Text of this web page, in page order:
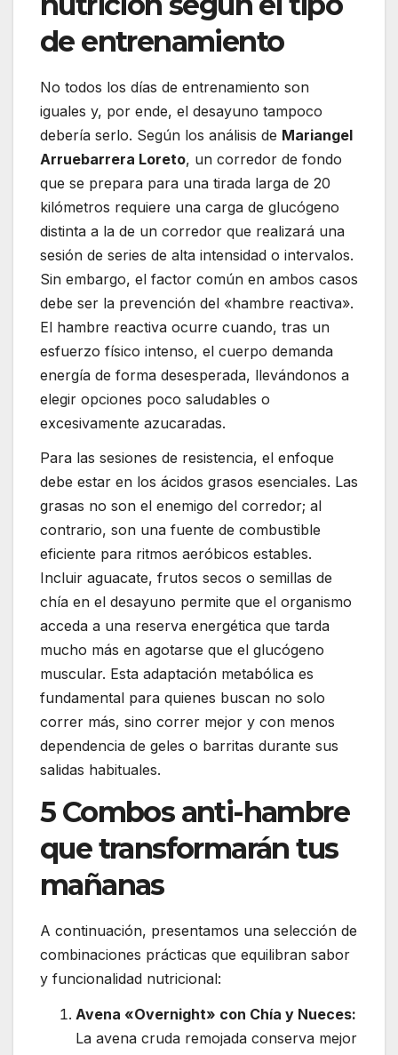
de entrenamiento
No todos los días de entrenamiento son
iguales y, por ende, el desayuno tampoco
debería serlo. Según los análisis de Mariangel
Arruebarrera Loreto, un corredor de fondo
que se prepara para una tirada larga de 20
kilómetros requiere una carga de glucógeno
distinta a la de un corredor que realizará una
sesión de series de alta intensidad o intervalos.
Sin embargo, el factor común en ambos casos
debe ser la prevención del «hambre reactiva».
El hambre reactiva ocurre cuando, tras un
esfuerzo físico intenso, el cuerpo demanda
energía de forma desesperada, llevándonos a
elegir opciones poco saludables o
excesivamente azucaradas.
Para las sesiones de resistencia, el enfoque
debe estar en los ácidos grasos esenciales. Las
grasas no son el enemigo del corredor; al
contrario, son una fuente de combustible
eficiente para ritmos aeróbicos estables.
Incluir aguacate, frutos secos o semillas de
chía en el desayuno permite que el organismo
acceda a una reserva energética que tarda
mucho más en agotarse que el glucógeno
muscular. Esta adaptación metabólica es
fundamental para quienes buscan no solo
correr más, sino correr mejor y con menos
dependencia de geles o barritas durante sus
salidas habituales.
5 Combos anti-hambre
que transformarán tus
mañanas
A continuación, presentamos una selección de
combinaciones prácticas que equilibran sabor
y funcionalidad nutricional:
Avena «Overnight» con Chía y Nueces:
La avena cruda remojada conserva mejor